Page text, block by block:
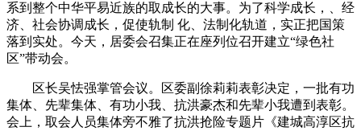
系到整个中华平易近族的取成长的大事。为了科学成长，、经
济、社会协调成长，促使轨制 化、法制化轨道，实正把国策
落到实处。今天，居委会召集正在座列位召开建立“绿色社
区”带动会。
区长吴怯强掌管会议。区委副徐莉莉表彰决定，一批有功
集体、先辈集体、有功小我、抗洪豪杰和先辈小我遭到表彰。
会上，取会人员集体旁不雅了抗洪抢险专题片《建城高淳区抗